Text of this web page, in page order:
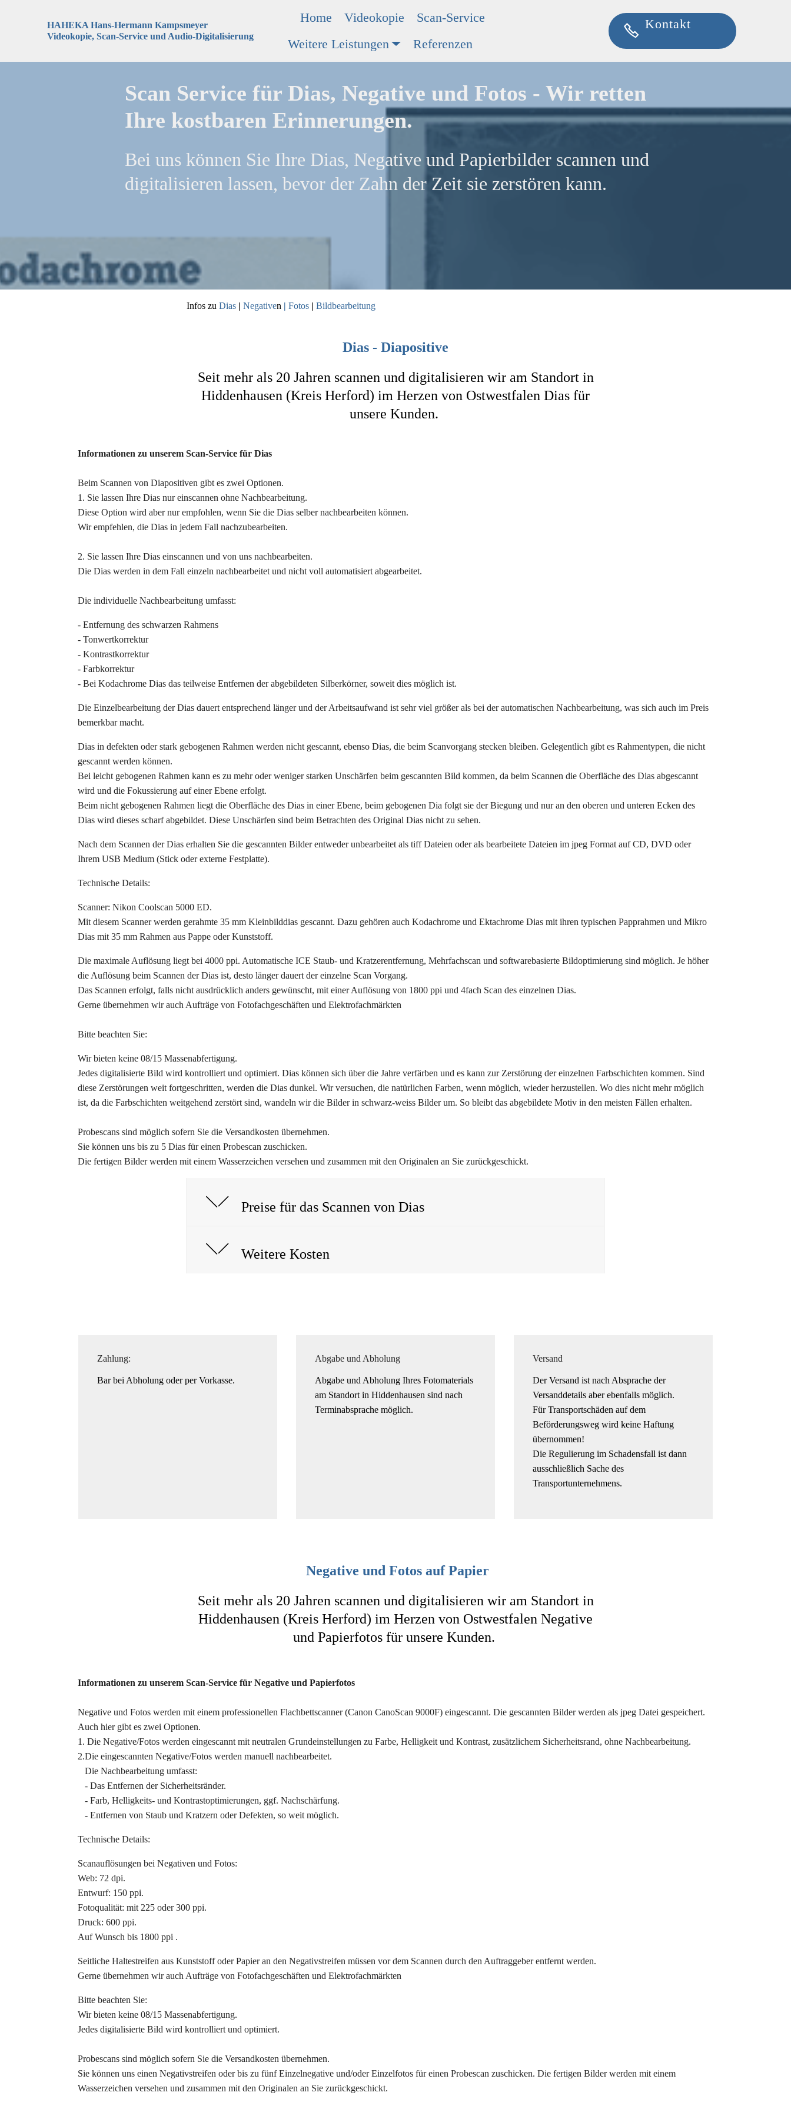
HAHEKA Hans-Hermann Kampsmeyer
Videokopie, Scan-Service und Audio-Digitalisierung
Home Videokopie
Scan-Service
Weitere Leistungen
Referenzen
Kontakt
Scan Service für Dias, Negative und Fotos - Wir retten
Ihre kostbaren Erinnerungen.
Bei uns können Sie Ihre Dias, Negative und Papierbilder scannen und
digitalisieren lassen, bevor der Zahn der Zeit sie zerstören kann.
Infos zu Dias | Negativen | Fotos | Bildbearbeitung
Dias - Diapositive
Seit mehr als 20 Jahren scannen und digitalisieren wir am Standort in
Hiddenhausen (Kreis Herford) im Herzen von Ostwestfalen Dias für
unsere Kunden.
Informationen zu unserem Scan-Service für Dias
Beim Scannen von Diapositiven gibt es zwei Optionen.
1. Sie lassen Ihre Dias nur einscannen ohne Nachbearbeitung.
Diese Option wird aber nur empfohlen, wenn Sie die Dias selber nachbearbeiten können.
Wir empfehlen, die Dias in jedem Fall nachzubearbeiten.
2. Sie lassen Ihre Dias einscannen und von uns nachbearbeiten.
Die Dias werden in dem Fall einzeln nachbearbeitet und nicht voll automatisiert abgearbeitet.
Die individuelle Nachbearbeitung umfasst:
- Entfernung des schwarzen Rahmens
- Tonwertkorrektur
- Kontrastkorrektur
- Farbkorrektur
- Bei Kodachrome Dias das teilweise Entfernen der abgebildeten Silberkörner, soweit dies möglich ist.
Die Einzelbearbeitung der Dias dauert entsprechend länger und der Arbeitsaufwand ist sehr viel größer als bei der automatischen Nachbearbeitung, was sich auch im Preis
bemerkbar macht.
Dias in defekten oder stark gebogenen Rahmen werden nicht gescannt, ebenso Dias, die beim Scanvorgang stecken bleiben. Gelegentlich gibt es Rahmentypen, die nicht
gescannt werden können.
Bei leicht gebogenen Rahmen kann es zu mehr oder weniger starken Unschärfen beim gescannten Bild kommen, da beim Scannen die Oberfläche des Dias abgescannt
wird und die Fokussierung auf einer Ebene erfolgt.
Beim nicht gebogenen Rahmen liegt die Oberfläche des Dias in einer Ebene, beim gebogenen Dia folgt sie der Biegung und nur an den oberen und unteren Ecken des
Dias wird dieses scharf abgebildet. Diese Unschärfen sind beim Betrachten des Original Dias nicht zu sehen.
Nach dem Scannen der Dias erhalten Sie die gescannten Bilder entweder unbearbeitet als tiff Dateien oder als bearbeitete Dateien im jpeg Format auf CD, DVD oder
Ihrem USB Medium (Stick oder externe Festplatte).
Technische Details:
Scanner: Nikon Coolscan 5000 ED.
Mit diesem Scanner werden gerahmte 35 mm Kleinbilddias gescannt. Dazu gehören auch Kodachrome und Ektachrome Dias mit ihren typischen Papprahmen und Mikro
Dias mit 35 mm Rahmen aus Pappe oder Kunststoff.
Die maximale Auflösung liegt bei 4000 ppi. Automatische ICE Staub- und Kratzerentfernung, Mehrfachscan und softwarebasierte Bildoptimierung sind möglich. Je höher
die Auflösung beim Scannen der Dias ist, desto länger dauert der einzelne Scan Vorgang.
Das Scannen erfolgt, falls nicht ausdrücklich anders gewünscht, mit einer Auflösung von 1800 ppi und 4fach Scan des einzelnen Dias.
Gerne übernehmen wir auch Aufträge von Fotofachgeschäften und Elektrofachmärkten
Bitte beachten Sie:
Wir bieten keine 08/15 Massenabfertigung.
Jedes digitalisierte Bild wird kontrolliert und optimiert. Dias können sich über die Jahre verfärben und es kann zur Zerstörung der einzelnen Farbschichten kommen. Sind
diese Zerstörungen weit fortgeschritten, werden die Dias dunkel. Wir versuchen, die natürlichen Farben, wenn möglich, wieder herzustellen. Wo dies nicht mehr möglich
ist, da die Farbschichten weitgehend zerstört sind, wandeln wir die Bilder in schwarz-weiss Bilder um. So bleibt das abgebildete Motiv in den meisten Fällen erhalten.
Probescans sind möglich sofern Sie die Versandkosten übernehmen.
Sie können uns bis zu 5 Dias für einen Probescan zuschicken.
Die fertigen Bilder werden mit einem Wasserzeichen versehen und zusammen mit den Originalen an Sie zurückgeschickt.
Preise für das Scannen von Dias
Weitere Kosten
Zahlung:
Bar bei Abholung oder per Vorkasse.
Abgabe und Abholung
Abgabe und Abholung Ihres Fotomaterials
am Standort in Hiddenhausen sind nach
Terminabsprache möglich.
Versand
Der Versand ist nach Absprache der
Versanddetails aber ebenfalls möglich.
Für Transportschäden auf dem
Beförderungsweg wird keine Haftung
übernommen!
Die Regulierung im Schadensfall ist dann
ausschließlich Sache des
Transportunternehmens.
Negative und Fotos auf Papier
Seit mehr als 20 Jahren scannen und digitalisieren wir am Standort in
Hiddenhausen (Kreis Herford) im Herzen von Ostwestfalen Negative
und Papierfotos für unsere Kunden.
Informationen zu unserem Scan-Service für Negative und Papierfotos
Negative und Fotos werden mit einem professionellen Flachbettscanner (Canon CanoScan 9000F) eingescannt. Die gescannten Bilder werden als jpeg Datei gespeichert.
Auch hier gibt es zwei Optionen.
1. Die Negative/Fotos werden eingescannt mit neutralen Grundeinstellungen zu Farbe, Helligkeit und Kontrast, zusätzlichem Sicherheitsrand, ohne Nachbearbeitung.
2.Die eingescannten Negative/Fotos werden manuell nachbearbeitet.
Die Nachbearbeitung umfasst:
- Das Entfernen der Sicherheitsränder.
- Farb, Helligkeits- und Kontrastoptimierungen, ggf. Nachschärfung.
- Entfernen von Staub und Kratzern oder Defekten, so weit möglich.
Technische Details:
Scanauflösungen bei Negativen und Fotos:
Web: 72 dpi.
Entwurf: 150 ppi.
Fotoqualität: mit 225 oder 300 ppi.
Druck: 600 ppi.
Auf Wunsch bis 1800 ppi .
Seitliche Haltestreifen aus Kunststoff oder Papier an den Negativstreifen müssen vor dem Scannen durch den Auftraggeber entfernt werden.
Gerne übernehmen wir auch Aufträge von Fotofachgeschäften und Elektrofachmärkten
Bitte beachten Sie:
Wir bieten keine 08/15 Massenabfertigung.
Jedes digitalisierte Bild wird kontrolliert und optimiert.
Probescans sind möglich sofern Sie die Versandkosten übernehmen.
Sie können uns einen Negativstreifen oder bis zu fünf Einzelnegative und/oder Einzelfotos für einen Probescan zuschicken. Die fertigen Bilder werden mit einem
Wasserzeichen versehen und zusammen mit den Originalen an Sie zurückgeschickt.